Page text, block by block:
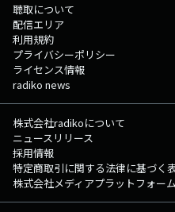
聴取について
配信エリア
利用規約
プライバシーポリシー
ライセンス情報
radiko news
株式会社radikoについて
ニュースリリース
採用情報
特定商取引に関する法律に基づく
株式会社メディアプラットフォー